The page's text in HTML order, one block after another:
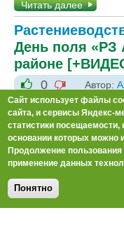
Читать далее
День поля «РЗ
районе
+1
0
-1
Автор:
Сайт использует файлы
сайта, и сервисы Яндекс-
статистики
основании которых можно
Продолжение пользования
применение данных
Понятно